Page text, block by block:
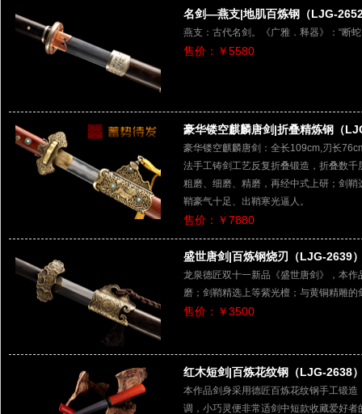
名剑—燕支|地肌百炼钢（LJG-
燕支：古代名剑。《广雅．释器》：“断
售价：￥5580
豪华镂空麒麟唐剑|折叠精炼钢（
豪华镂空麒麟唐剑：全长109cm,刃长
法手工铸剑工艺反复折叠锻造，折叠数
粗磨、细磨、精磨，再经中式上研；剑
鞘豪气十足、出鞘寒光逼人。
售价：￥7880
盛世唐剑|百炼钢烧刃（LJG-2639
龙泉德匠双十一新品《盛世唐剑》，本
磨；剑鞘精选上等紫光檀；与黄铜精雕
售价：￥3500
红木短剑|百炼花纹钢（LJG-2638
本作品剑身采用德匠百炼花纹钢手工锻
调，小巧灵便非常适剑中短款收藏爱好者